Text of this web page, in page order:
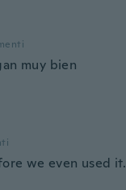
muy bien
we even used it.